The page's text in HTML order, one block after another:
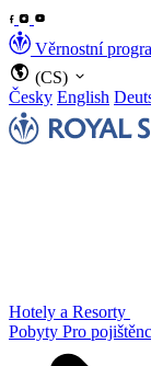
Věrnostní
(CS)
Česky English
Hotely a Resorty
Pobyty Pro